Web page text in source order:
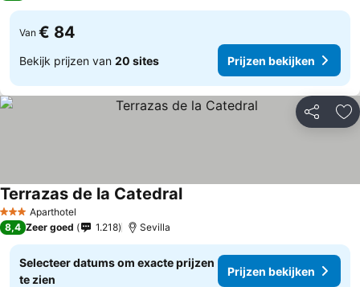
Van € 84
Bekijk prijzen van 20 sites Prijzen bekijken
Delen
3 SterrenAparthotel
Terrazas de la Catedral
8,4 Zeer goed 1.218 Sevilla
Selecteer datums om exacte prijzen
te zien
Prijzen bekijken